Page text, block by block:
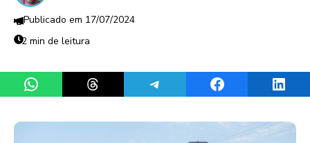
17/07/2024
2 min de leitura
Share on WhatsAppShare on ThreadsShare on TelegramShare on Facebook